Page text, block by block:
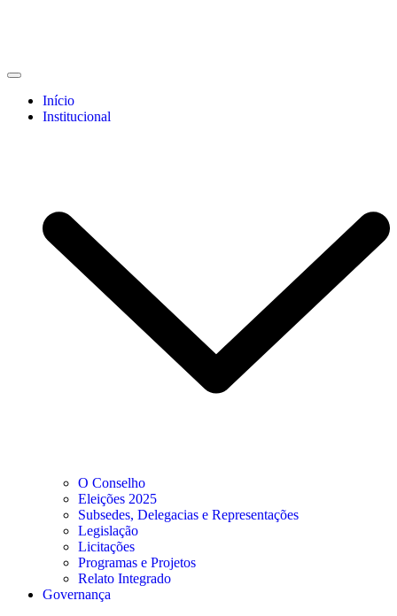
Início
Institucional
O Conselho
Eleições 2025
Subsedes, Delegacias e Representações
Legislação
Licitações
Programas e Projetos
Relato Integrado
Governança